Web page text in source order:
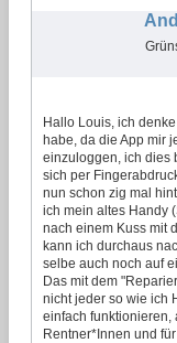
Hallo Louis, ich
habe, da die App mir
einzuloggen, ich dies
sich per
nun schon zig mal
ich mein altes Handy
nach einem Kuss mit
kann ich durchaus
selbe auch noch auf
Das mit dem
nicht jeder so wie ich
einfach funktionieren,
Rentner*Innen und